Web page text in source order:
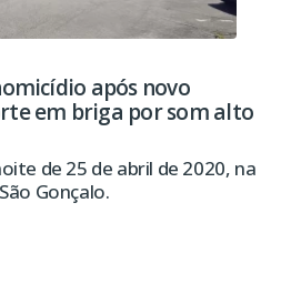
após novo
em briga por som alto
de 25 de abril de 2020, na
Gonçalo.